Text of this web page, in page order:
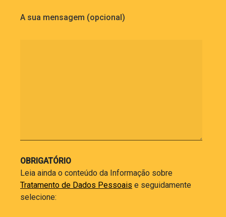
A sua mensagem (opcional)
OBRIGATÓRIO
Leia ainda o conteúdo da Informação sobre
Tratamento de Dados Pessoais e seguidamente
selecione: